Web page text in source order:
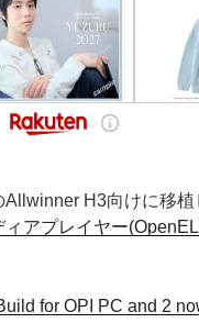
H3向けに移植
アプレイヤー
for OPI PC and 2